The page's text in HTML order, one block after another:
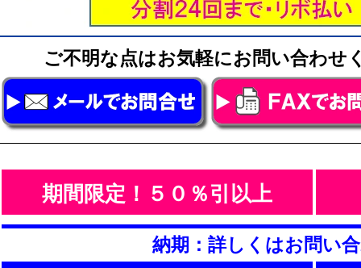
ご不明な点はお気軽にお問い合わ
期間限定！５０％引以上
納期：詳しくはお問い